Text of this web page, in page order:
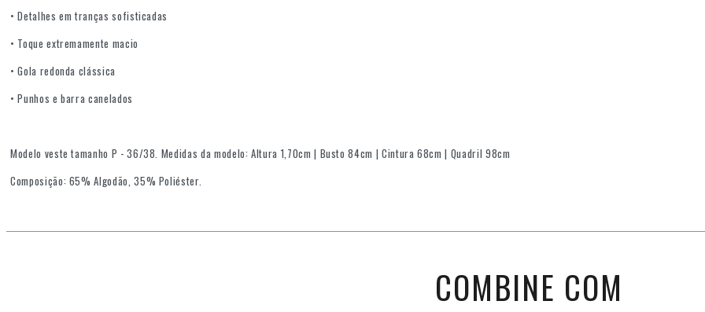
• Detalhes em tranças sofisticadas
• Toque extremamente macio
• Gola redonda clássica
• Punhos e barra canelados
Modelo veste tamanho P - 36/38. Medidas da modelo: Altura 1,70cm | Busto 84cm | Cintura 68cm | Quadril 98cm
Composição: 65% Algodão, 35% Poliéster.
COMBINE COM